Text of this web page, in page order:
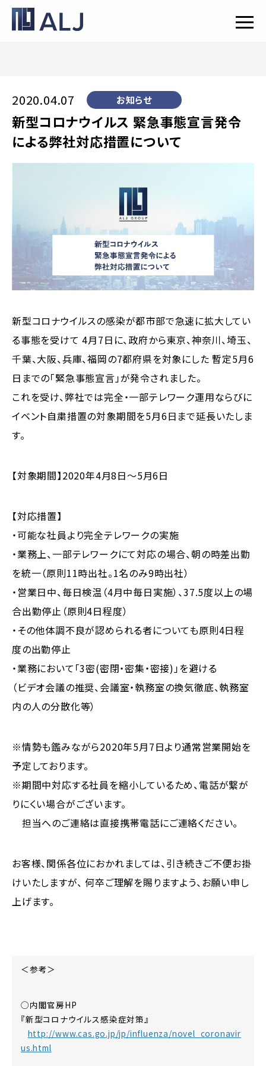
2020.04.07 お知らせ
新型コロナウイルス 緊急事態宣言発令
による弊社対応措置について
新型コロナウイルスの感染が都市部で急速に拡大してい
る事態を受けて 4月7日に、政府から東京、神奈川、埼玉、
千葉、大阪、兵庫、福岡の7都府県を対象にした 暫定5月6
日までの「緊急事態宣言」が発令されました。
これを受け、弊社では完全・一部テレワーク運用ならびに
イベント自粛措置の対象期間を5月6日まで延長いたしま
す。
【対象期間】2020年4月8日〜5月6日
【対応措置】
・可能な社員より完全テレワークの実施
・業務上、一部テレワークにて対応の場合、朝の時差出勤
を統一（原則11時出社。1名のみ9時出社）
・営業日中、毎日検温（4月中毎日実施）、37.5度以上の場
合出勤停止（原則4日程度）
・その他体調不良が認められる者についても原則4日程
度の出勤停止
・業務において「3密(密閉・密集・密接)」を避ける
（ビデオ会議の推奨、会議室・執務室の換気徹底、執務室
内の人の分散化等）
※情勢も鑑みながら2020年5月7日より通常営業開始を
予定しております。
※期間中対応する社員を縮小しているため、電話が繋が
りにくい場合がございます。
担当へのご連絡は直接携帯電話にご連絡ください。
お客様、関係各位におかれましては、引き続きご不便お掛
けいたしますが、 何卒ご理解を賜りますよう、お願い申し
上げます。
＜参考＞
◯内閣官房HP
『新型コロナウイルス感染症対策』
http://www.cas.go.jp/jp/influenza/novel_coronavir
us.html